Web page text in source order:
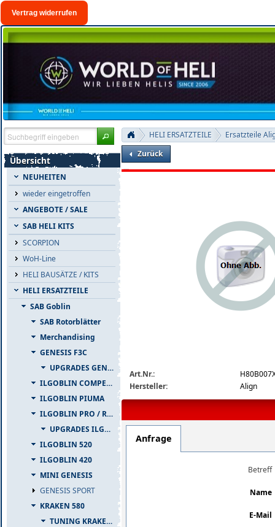
Vertrag widerrufen
Übersicht
NEUHEITEN
wieder eingetroffen
ANGEBOTE / SALE
SAB HELI KITS
SCORPION
WoH-Line
HELI BAUSÄTZE / KITS
HELI ERSATZTEILE
SAB Goblin
SAB Rotorblätter
Merchandising
GENESIS F3C
UPGRADES GENESIS F3C
ILGOBLIN COMPETIZIONE
ILGOBLIN PIUMA
ILGOBLIN PRO / RAW 700
UPGRADES ILGOBLIN PRO / RAW 700
ILGOBLIN 520
ILGOBLIN 420
MINI GENESIS
GENESIS SPORT
KRAKEN 580
TUNING KRAKEN 580
HELI ERSATZTEILE
Ersatzteile
Zurück
Art.Nr.:
Hersteller:
Align
Anfrage
Betreff
Name
E-Mail